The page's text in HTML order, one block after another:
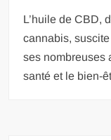
L’huile de CBD,
cannabis,
ses nombreuses
santé et le bien-